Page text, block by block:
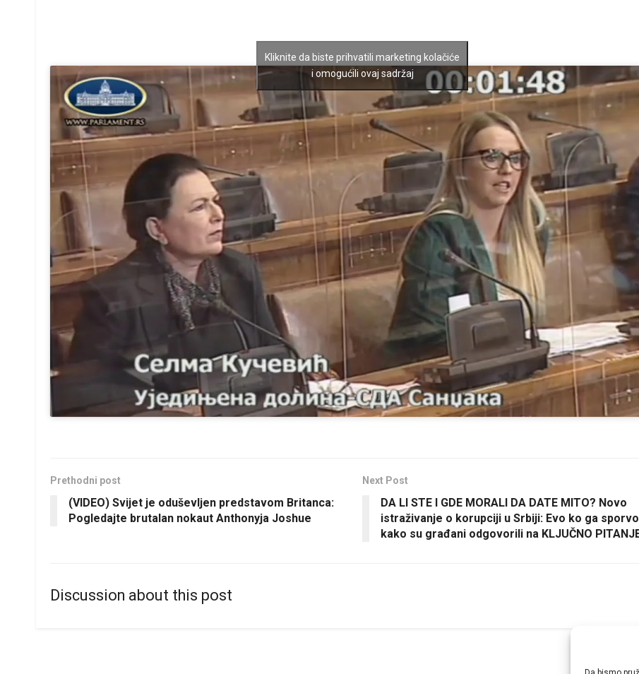
Kliknite da biste prihvatili marketing kolačiće
i omogućili ovaj sadržaj
Prethodni post
(VIDEO) Svijet je oduševljen predstavom Britanca:
Pogledajte brutalan nokaut Anthonyja Joshue
Next Post
DA LI STE I GDE MORALI DA DATE MITO? Novo
istraživanje o korupciji u Srbiji: Evo ko ga
kako su građani odgovorili na KLJUČNO
Discussion about this post